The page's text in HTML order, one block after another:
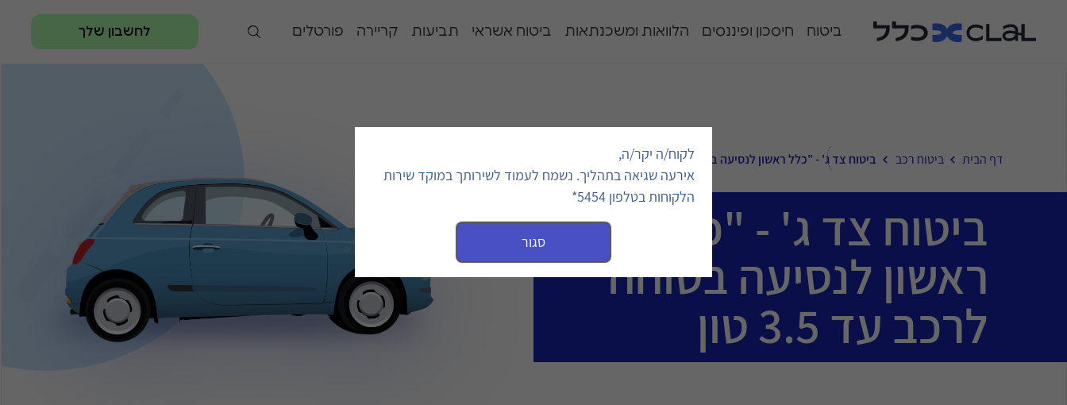
ביטוח חיסכון ופיננסים הלוואות ומשכנתאות ביטוח אשראי תביעות קריירה פורטלים לחשבון שלך
דף הבית ביטוח רכב ביטוח צד ג' - "כלל ראשון לנסיעה בטוחה" לרכב עד 3.5 טון
ביטוח צד ג' - "כלל
ראשון לנסיעה בטוחה"
לרכב עד 3.5 טון
לקוח/ה יקר/ה,
אירעה שגיאה בתהליך. נשמח לעמוד לשירותך במוקד שירות
הלקוחות בטלפון 5454*
סגור